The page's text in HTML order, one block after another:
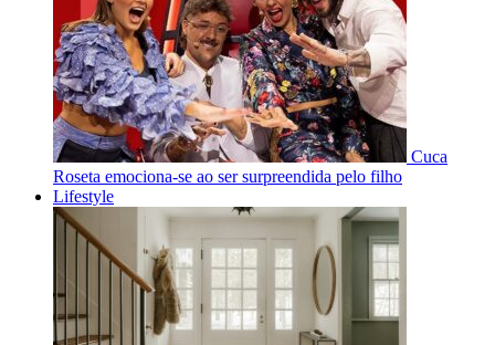
Cuca
Roseta emociona-se ao ser surpreendida pelo filho
Lifestyle